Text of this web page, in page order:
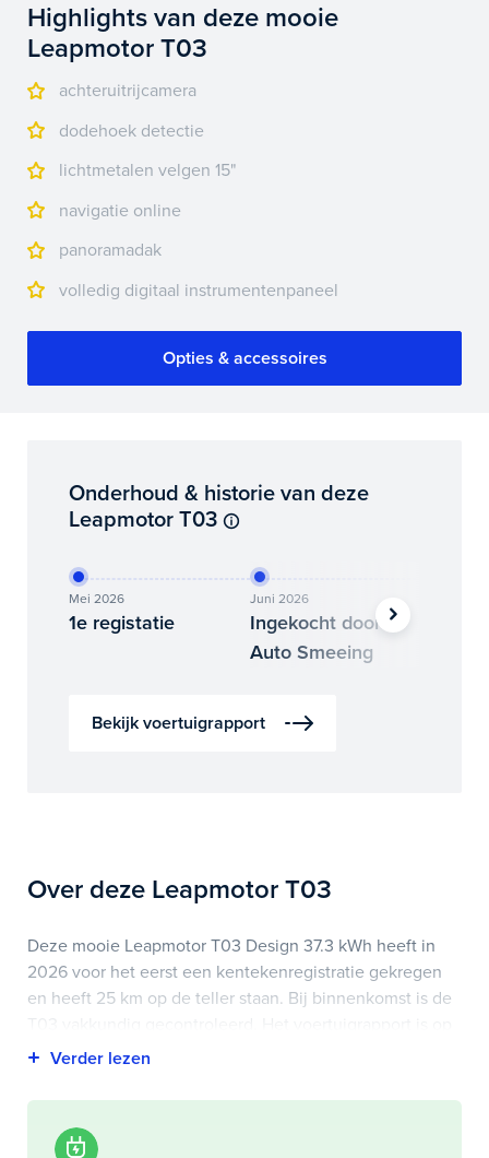
Highlights van deze mooie
Leapmotor T03
achteruitrijcamera
dodehoek detectie
lichtmetalen velgen 15"
navigatie online
panoramadak
volledig digitaal instrumentenpaneel
Opties & accessoires
Onderhoud & historie van deze
Leapmotor T03
Mei 2026
1e registatie
Juni 2026
Ingekocht door
Auto Smeeing
Bekijk voertuigrapport
Over deze Leapmotor T03
Deze mooie Leapmotor T03 Design 37.3 kWh heeft in
2026 voor het eerst een kentekenregistratie gekregen
en heeft 25 km op de teller staan. Bij binnenkomst is de
deze pagina bij onderhoud en historie te downloaden.
Highlights van deze Leapmotor zijn onder andere
achteruitrijcamera, dodehoek detectie, lichtmetalen